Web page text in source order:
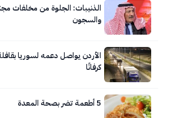
الذنيبات: الجلوة من مخلفات
والسجون
كرفانًا
5 أطعمة تضر بصحة المعدة